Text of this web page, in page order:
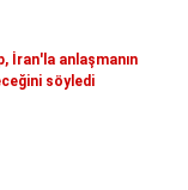
İran'la anlaşmanın
söyledi